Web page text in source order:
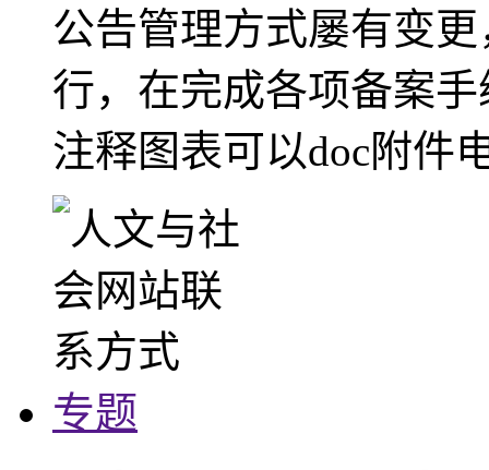
公告管理方式屡有变
行，在完成各项备案
注释图表可以doc附件
专题